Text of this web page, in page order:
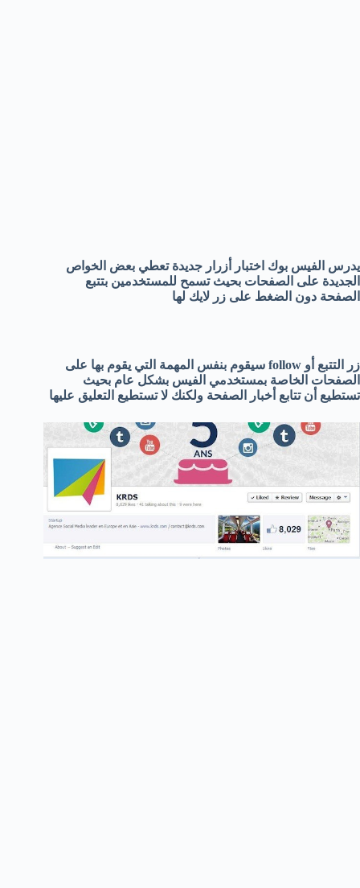
يدرس الفيس بوك اختبار أزرار جديدة تعطي بعض الخواص
الجديدة على الصفحات بحيث تسمح للمستخدمين بتتبع
الصفحة دون الضغط على زر لايك لها
زر التتبع أو follow سيقوم بنفس المهمة التي يقوم بها على
الصفحات الخاصة بمستخدمي الفيس بشكل عام بحيث
تستطيع أن تتابع أخبار الصفحة ولكنك لا تستطيع التعليق عليها